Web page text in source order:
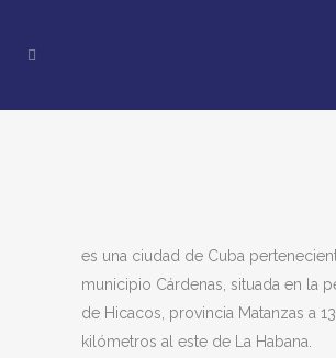
es una ciudad de Cuba
municipio Cárdenas, situada en la
de Hicacos, provincia Matanzas a
kilómetros al este de La Habana.